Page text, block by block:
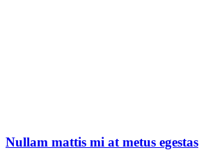
Nullam mattis mi at metus egestas